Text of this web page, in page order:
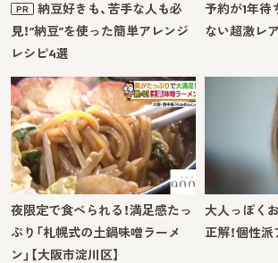
PR
納豆好きも、苦手な人も必
見！“納豆”を使った簡単アレンジ
レシピ4選
予約が1年待
ない超激レ
夜限定で食べられる！満足感たっ
ぷり「札幌式の土鍋味噌ラーメ
ン」【大阪市淀川区】
大人っぽく
正解！個性